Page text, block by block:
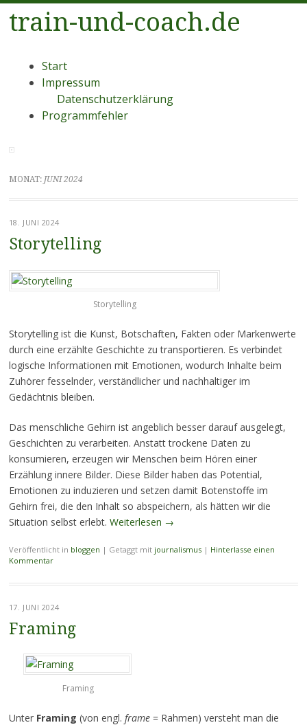
train-und-coach.de
Menü
Zum
Inhalt
Start
Impressum
Datenschutzerklärung
Programmfehler
MONAT: JUNI 2024
18. JUNI 2024
Storytelling
Storytelling
Storytelling ist die Kunst, Botschaften, Fakten oder Markenwerte
durch eine erzählte Geschichte zu transportieren. Es verbindet
logische Informationen mit Emotionen, wodurch Inhalte beim
Zuhörer fesselnder, verständlicher und nachhaltiger im
Gedächtnis bleiben.
Das menschliche Gehirn ist angeblich besser darauf ausgelegt,
Geschichten zu verarbeiten. Anstatt trockene Daten zu
konsumieren, erzeugen wir Menschen beim Hören einer
Erzählung innere Bilder. Diese Bilder haben das Potential,
Emotionen zu induzieren und setzen damit Botenstoffe im
Gehirn frei, die den Inhalt so abspeichern, als hätten wir die
Situation selbst erlebt. Weiterlesen →
Veröffentlicht in bloggen | Getaggt mit journalismus | Hinterlasse einen
Kommentar
17. JUNI 2024
Framing
Framing
Unter Framing (von engl. frame= Rahmen) versteht man die